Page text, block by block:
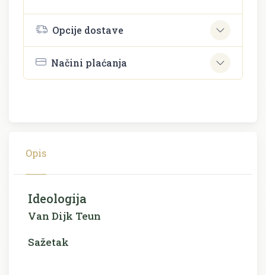
Opcije dostave
Načini plaćanja
Opis
Ideologija
Van Dijk Teun
Sažetak